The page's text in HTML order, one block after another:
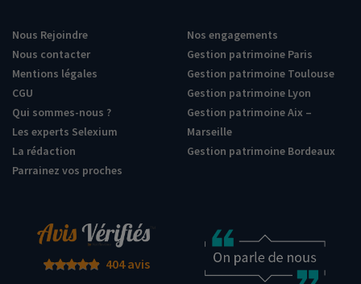
Nous Rejoindre
Nous contacter
Mentions légales
CGU
Qui sommes-nous ?
Les experts Selexium
La rédaction
Parrainez vos proches
Nos engagements
Gestion patrimoine Paris
Gestion patrimoine Toulouse
Gestion patrimoine Lyon
Gestion patrimoine Aix –
Marseille
Gestion patrimoine Bordeaux
404 avis